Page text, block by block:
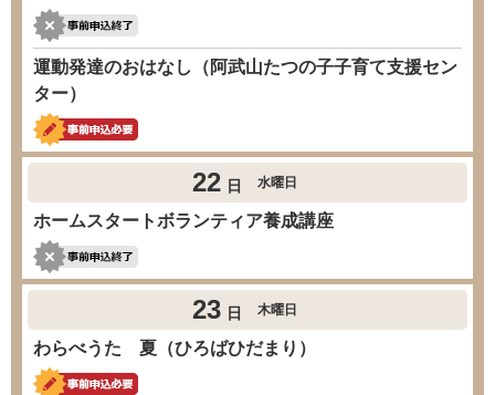
運動発達のおはなし（阿武山たつの子子育て支援セン
ター）
22 日 水曜日
ホームスタートボランティア養成講座
23 日 木曜日
わらべうた 夏（ひろばひだまり）